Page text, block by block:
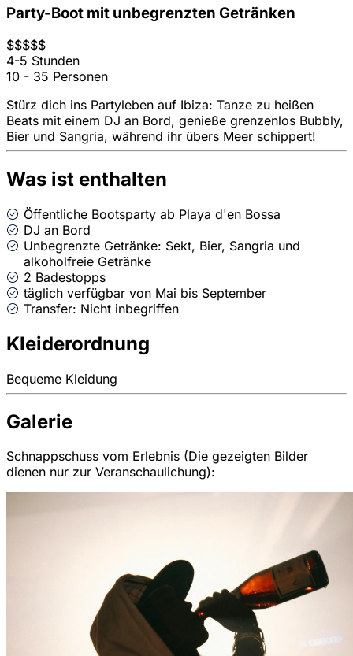
Party-Boot mit unbegrenzten Getränken
$$$$$
4-5 Stunden
10 - 35 Personen
Stürz dich ins Partyleben auf Ibiza: Tanze zu heißen
Beats mit einem DJ an Bord, genieße grenzenlos Bubbly,
Bier und Sangria, während ihr übers Meer schippert!
Was ist enthalten
Öffentliche Bootsparty ab Playa d'en Bossa
DJ an Bord
Unbegrenzte Getränke: Sekt, Bier, Sangria und
alkoholfreie Getränke
2 Badestopps
täglich verfügbar von Mai bis September
Transfer: Nicht inbegriffen
Kleiderordnung
Bequeme Kleidung
Galerie
Schnappschuss vom Erlebnis (Die gezeigten Bilder
dienen nur zur Veranschaulichung):